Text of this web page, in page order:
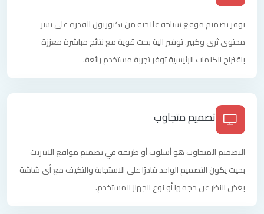
يوفر تصميم موقع سياحة علاجية من تكنوريون القدرة على نشر
محتوى ثري وكبير. توفير آلية بحث قوية مع نتائج مباشرة معززة
باقتراح الكلمات الرئيسية توفر تجربة مستخدم رائعة.
تصميم متجاوب
التصميم المتجاوب هو أسلوب أو طريقة في تصميم مواقع الانترنت
بحيث يكون التصميم الواحد قادرًا على الاستجابة والتكيف مع أي شاشة
بغض النظر عن حجمها أو نوع الجهاز المستخدم.